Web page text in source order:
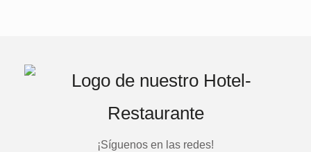
¡Síguenos en las redes!